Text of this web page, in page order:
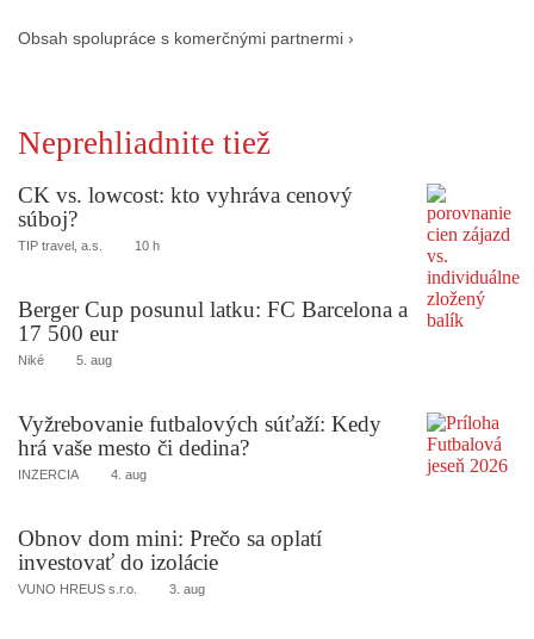
Obsah spolupráce s komerčnými partnermi ›
Neprehliadnite tiež
CK vs. lowcost: kto vyhráva cenový
súboj?
TIP travel, a.s. 10 h
Berger Cup posunul latku: FC Barcelona a
17 500 eur
Niké 5. aug
Vyžrebovanie futbalových súťaží: Kedy
hrá vaše mesto či dedina?
INZERCIA 4. aug
Obnov dom mini: Prečo sa oplatí
investovať do izolácie
VUNO HREUS s.r.o. 3. aug